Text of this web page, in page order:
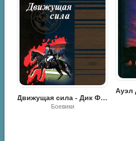
Движущая сила - Дик Фрэнсис
Боевики